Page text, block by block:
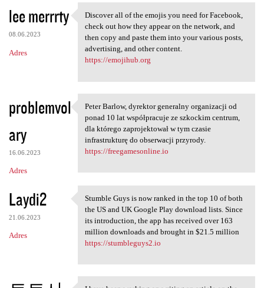
lee merrrty
08.06.2023
Adres
Discover all of the emojis
Discover all of the emojis you need for Facebook,
check out how they appear on the network, and
then copy and paste them into your various posts,
advertising, and other content.
https://emojihub.org
problemvol
ary
16.06.2023
Adres
Peter Barlow, dyrektor
Peter Barlow, dyrektor generalny organizacji od
ponad 10 lat współpracuje ze szkockim centrum,
dla którego zaprojektował w tym czasie
infrastrukturę do obserwacji przyrody.
https://freegamesonline.io
Laydi2
21.06.2023
Adres
Stumble Guys is now ranked in
Stumble Guys is now ranked in the top 10 of both
the US and UK Google Play download lists. Since
its introduction, the app has received over 163
million downloads and brought in $21.5 million
https://stumbleguys2.io